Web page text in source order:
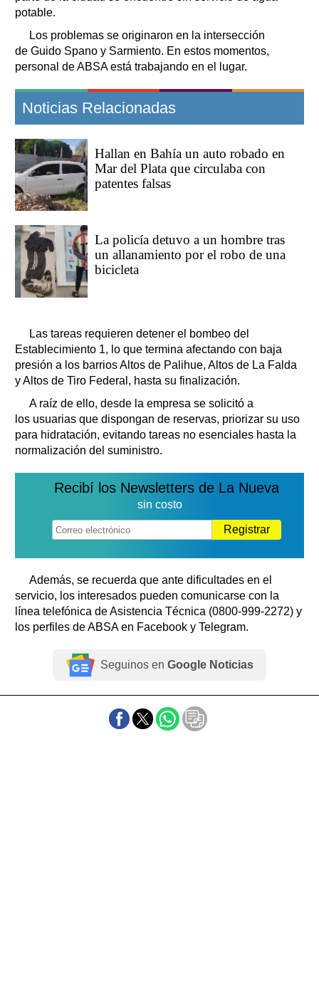
potable.
Los problemas se originaron en la intersección
de Guido Spano y Sarmiento. En estos momentos,
personal de ABSA está trabajando en el lugar.
Noticias Relacionadas
Hallan en Bahía un auto robado en
Mar del Plata que circulaba con
patentes falsas
La policía detuvo a un hombre tras
un allanamiento por el robo de una
bicicleta
Las tareas requieren detener el bombeo del
Establecimiento 1, lo que termina afectando con baja
presión a los barrios Altos de Palihue, Altos de La Falda
y Altos de Tiro Federal, hasta su finalización.
A raíz de ello, desde la empresa se solicitó a
los usuarias que dispongan de reservas, priorizar su uso
para hidratación, evitando tareas no esenciales hasta la
normalización del suministro.
Recibí los Newsletters de La Nueva
sin costo
Registrar
Además, se recuerda que ante dificultades en el
servicio, los interesados pueden comunicarse con la
línea telefónica de Asistencia Técnica (0800-999-2272) y
los perfiles de ABSA en Facebook y Telegram.
Seguinos en Google Noticias